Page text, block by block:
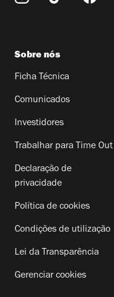
Sobre nós
Ficha Técnica
Comunicados
Investidores
Trabalhar para Time Out
Declaração de
privacidade
Política de cookies
Condições de utilização
Lei da Transparência
Gerenciar cookies